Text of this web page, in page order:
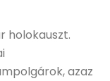
holokauszt.
azaz